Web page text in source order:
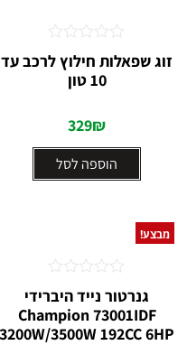
זוג שפאלות חילוץ לרכב עד
10 טון
329₪
הוספה לסל
דורג
0
מבצע!
גנרטור נייד היברידי
Champion 73001IDF
3200W/3500W 192CC 6HP
0
מתוך
5